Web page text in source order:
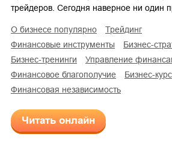
трейдеров. Сегодня наверное ни один
о бизнесе популярно
трейдинг
финансовые инструменты
бизнес-
бизнес-тренинги
управление
финансовое благополучие
бизнес-курс
финансовая независимость
Читать онлайн